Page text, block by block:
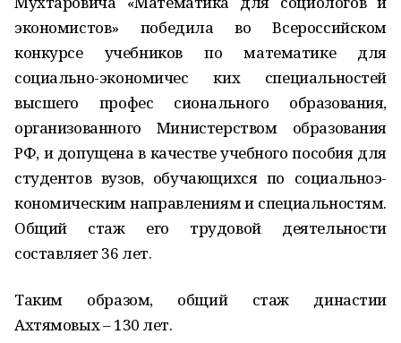
экономистов» победила во Всероссийском
конкурсе учебников по математике для
социально-экономичес ких специальностей
высшего профес сионального образования,
организованного Министерством образования
РФ, и допущена в качестве учебного пособия для
студентов вузов, обучающихся по социальноэ-
кономическим направлениям и специальностям.
Общий стаж его трудовой деятельности
составляет 36 лет.
Таким образом, общий стаж династии
Ахтямовых – 130 лет.